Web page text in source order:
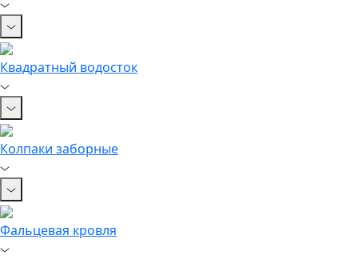
Квадратный водосток
Колпаки заборные
Фальцевая кровля